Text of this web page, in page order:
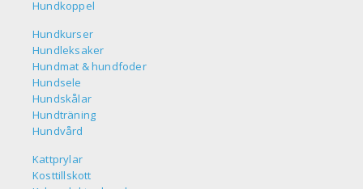
Hundkoppel
Hundkurser
Hundleksaker
Hundmat & hundfoder
Hundsele
Hundskålar
Hundträning
Hundvård
Kattprylar
Kosttillskott